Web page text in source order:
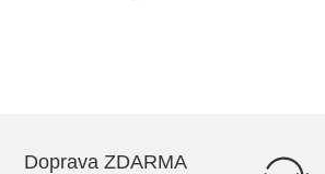
Doprava ZDARMA